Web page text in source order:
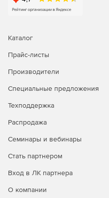
Едином реестре
Каталог
Прайс-листы
Производители
Специальные предложения
Техподдержка
Распродажа
Семинары и вебинары
Стать партнером
Вход в ЛК партнера
О компании